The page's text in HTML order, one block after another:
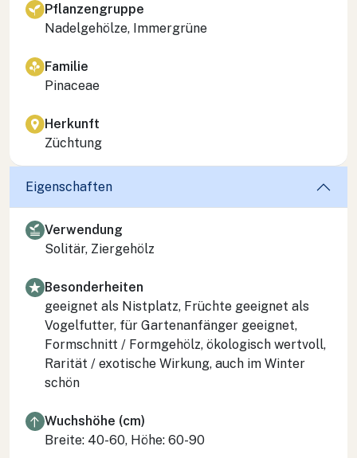
Pflanzengruppe
Nadelgehölze, Immergrüne
Familie
Pinaceae
Herkunft
Züchtung
Eigenschaften
Verwendung
Solitär, Ziergehölz
Besonderheiten
geeignet als Nistplatz, Früchte geeignet als
Vogelfutter, für Gartenanfänger geeignet,
Formschnitt / Formgehölz, ökologisch wertvoll,
Rarität / exotische Wirkung, auch im Winter
schön
Wuchshöhe (cm)
Breite: 40-60, Höhe: 60-90